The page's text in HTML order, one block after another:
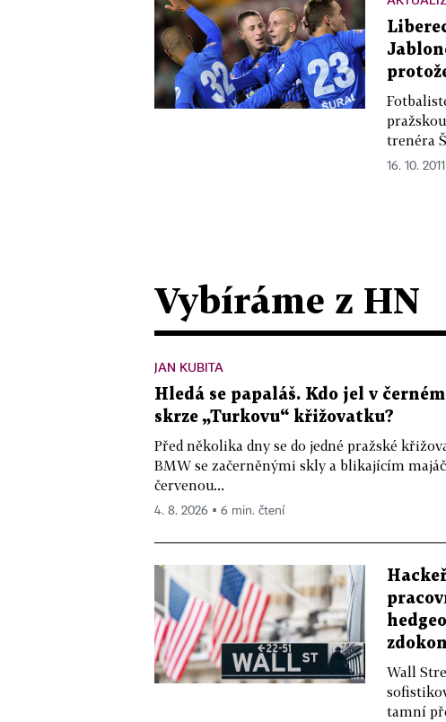
trenéra
16. 10.
Vybíráme z HN
JAN KUBITA
Hledá se papaláš. Kdo jel v
skrze „Turkovu“ křižovatku?
Před několika dny se do jedné pražské
BMW se začerněnými skly a blikajícím
červenou...
4. 8. 2026 ▪ 6 min. čtení
Wall
tamní